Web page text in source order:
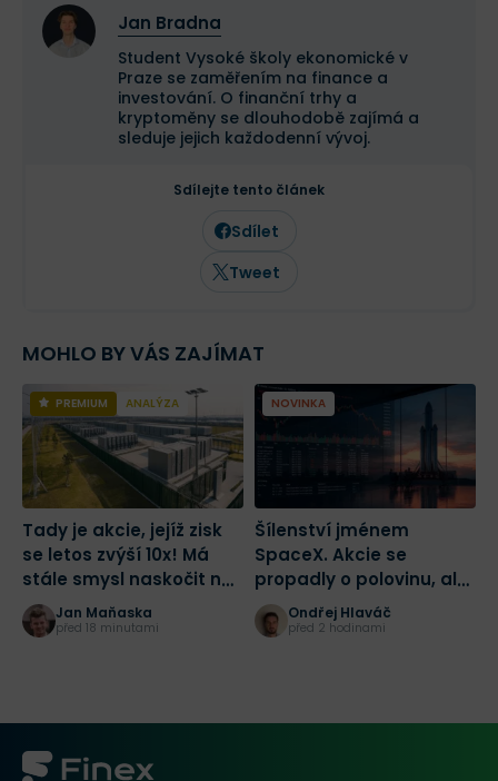
Jan Bradna
Student Vysoké školy ekonomické v
Praze se zaměřením na finance a
investování. O finanční trhy a
kryptoměny se dlouhodobě zajímá a
sleduje jejich každodenní vývoj.
Sdílejte tento článek
Sdílet
Tweet
MOHLO BY VÁS ZAJÍMAT
PREMIUM ANALÝZA
Tady je akcie, jejíž zisk
se letos zvýší 10x! Má
stále smysl naskočit na
jednu z nejlepších sázek
na AI?
Jan Maňaska
před 18 minutami
NOVINKA
Šílenství jménem
SpaceX. Akcie se
propadly o polovinu, ale
drobní investoři dál
masivně nakupují
Ondřej Hlaváč
před 2 hodinami